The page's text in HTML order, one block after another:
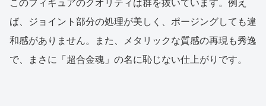
このフィギュアのクオリティは群を抜いています。例え
ば、ジョイント部分の処理が美しく、ポージングしても違
和感がありません。また、メタリックな質感の再現も秀逸
で、まさに「超合金魂」の名に恥じない仕上がりです。